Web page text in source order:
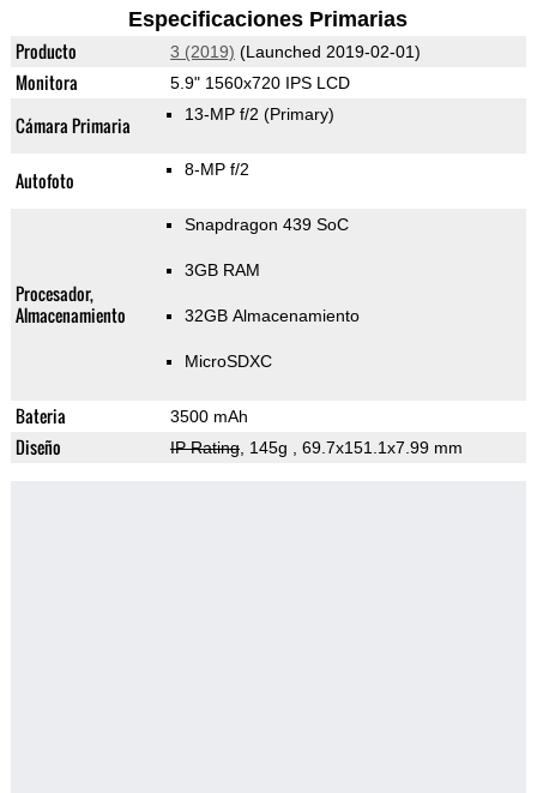
Especificaciones Primarias
Producto 3 (2019) (Launched 2019-02-01)
Monitora 5.9" 1560x720 IPS LCD
Cámara Primaria 13-MP f/2 (Primary)
Autofoto 8-MP f/2
Procesador,
Almacenamiento
Snapdragon 439 SoC
3GB RAM
32GB Almacenamiento
MicroSDXC
Bateria 3500 mAh
Diseño IP Rating, 145g , 69.7x151.1x7.99 mm